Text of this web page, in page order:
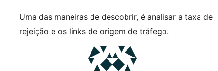
Uma das maneiras de descobrir, é analisar a taxa de
rejeição e os links de origem de tráfego.